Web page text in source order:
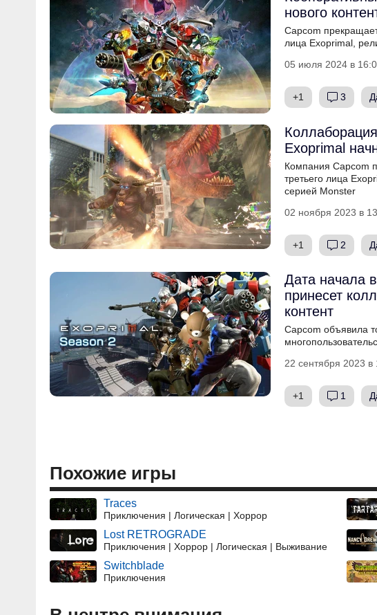
нового
Capcom
лица Exoprimal,
05 июля 2024 в
+1 3
Exoprimal
Компания Capcom
третьего лица
серией Monster
02 ноября 2023 в
+1 2
Дата начала
принесет
контент
Capcom объявила
22 сентября 2023 в
+1 1
Похожие игры
Traces
Приключения | Логическая | Хоррор
Lost RETROGRADE
Приключения | Хоррор | Логическая | Выживание
Switchblade
Приключения